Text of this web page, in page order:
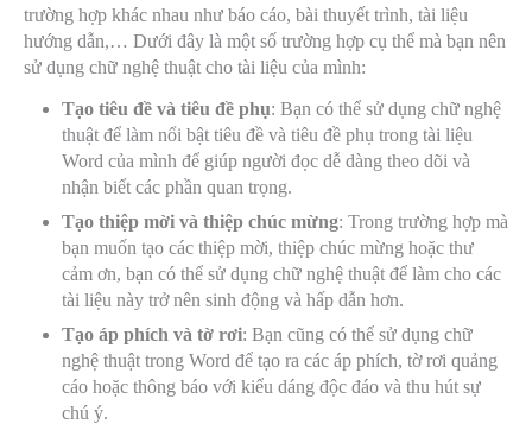
trường hợp khác nhau như báo cáo, bài thuyết trình, tài liệu
hướng dẫn,… Dưới đây là một số trường hợp cụ thể mà bạn nên
sử dụng chữ nghệ thuật cho tài liệu của mình:
Tạo tiêu đề và tiêu đề phụ: Bạn có thể sử dụng chữ nghệ
thuật để làm nổi bật tiêu đề và tiêu đề phụ trong tài liệu
Word của mình để giúp người đọc dễ dàng theo dõi và
nhận biết các phần quan trọng.
Tạo thiệp mời và thiệp chúc mừng: Trong trường hợp mà
bạn muốn tạo các thiệp mời, thiệp chúc mừng hoặc thư
cảm ơn, bạn có thể sử dụng chữ nghệ thuật để làm cho các
tài liệu này trở nên sinh động và hấp dẫn hơn.
Tạo áp phích và tờ rơi: Bạn cũng có thể sử dụng chữ
nghệ thuật trong Word để tạo ra các áp phích, tờ rơi quảng
cáo hoặc thông báo với kiểu dáng độc đáo và thu hút sự
chú ý.